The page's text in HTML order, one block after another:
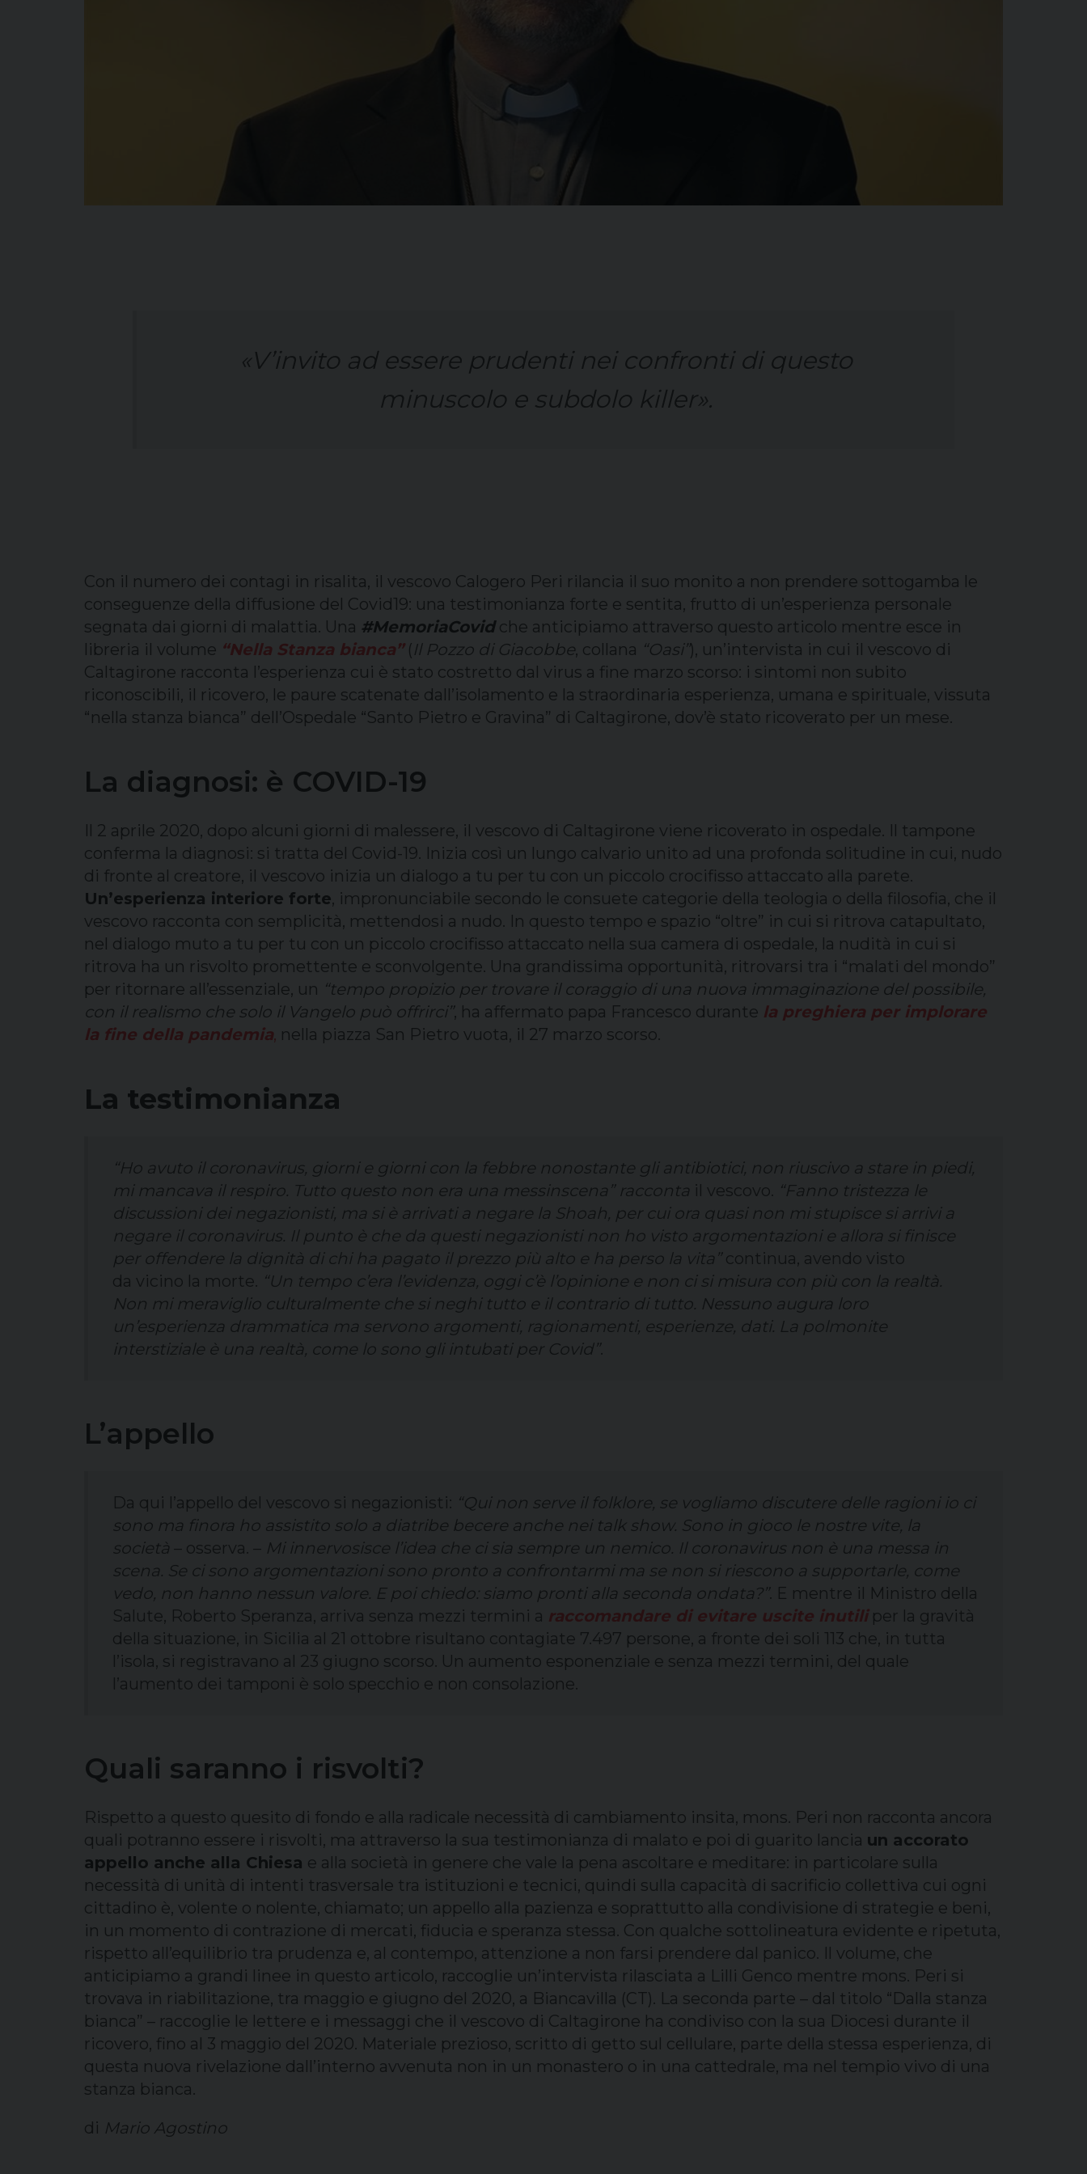
«V’invito ad essere prudenti nei confronti di questo
minuscolo e subdolo killer».
Con il numero dei contagi in risalita, il vescovo Calogero Peri rilancia il suo monito a non prendere sottogamba le
conseguenze della diffusione del Covid19: una testimonianza forte e sentita, frutto di un’esperienza personale
segnata dai giorni di malattia. Una #MemoriaCovidche anticipiamo attraverso questo articolo mentre esce in
libreria il volume “Nella Stanza bianca”(Il Pozzo di Giacobbe, collana “Oasi”), un’intervista in cui il vescovo di
Caltagirone racconta l’esperienza cui è stato costretto dal virus a fine marzo scorso: i sintomi non subito
riconoscibili, il ricovero, le paure scatenate dall’isolamento e la straordinaria esperienza, umana e spirituale, vissuta
“nella stanza bianca” dell’Ospedale “Santo Pietro e Gravina” di Caltagirone, dov’è stato ricoverato per un mese.
La diagnosi: è COVID-19
Il 2 aprile 2020, dopo alcuni giorni di malessere, il vescovo di Caltagirone viene ricoverato in ospedale. Il tampone
conferma la diagnosi: si tratta del Covid-19. Inizia così un lungo calvario unito ad una profonda solitudine in cui, nudo
di fronte al creatore, il vescovo inizia un dialogo a tu per tu con un piccolo crocifisso attaccato alla parete.
Un’esperienza interiore forte, impronunciabile secondo le consuete categorie della teologia o della filosofia, che il
vescovo racconta con semplicità, mettendosi a nudo. In questo tempo e spazio “oltre” in cui si ritrova catapultato,
nel dialogo muto a tu per tu con un piccolo crocifisso attaccato nella sua camera di ospedale, la nudità in cui si
ritrova ha un risvolto promettente e sconvolgente. Una grandissima opportunità, ritrovarsi tra i “malati del mondo”
per ritornare all’essenziale, un “tempo propizio per trovare il coraggio di una nuova immaginazione del possibile,
con il realismo che solo il Vangelo può offrirci”, ha affermato papa Francesco durante la preghiera per implorare
la fine della pandemia, nella piazza San Pietro vuota, il 27 marzo scorso.
La testimonianza
“Ho avuto il coronavirus, giorni e giorni con la febbre nonostante gli antibiotici, non riuscivo a stare in piedi,
mi mancava il respiro. Tutto questo non era una messinscena” racconta il vescovo. “Fanno tristezza le
discussioni dei negazionisti, ma si è arrivati a negare la Shoah, per cui ora quasi non mi stupisce si arrivi a
negare il coronavirus. Il punto è che da questi negazionisti non ho visto argomentazioni e allora si finisce
per offendere la dignità di chi ha pagato il prezzo più alto e ha perso la vita”continua, avendo visto
da vicino la morte. “Un tempo c’era l’evidenza, oggi c’è l’opinione e non ci si misura con più con la realtà.
Non mi meraviglio culturalmente che si neghi tutto e il contrario di tutto. Nessuno augura loro
un’esperienza drammatica ma servono argomenti, ragionamenti, esperienze, dati. La polmonite
interstiziale è una realtà, come lo sono gli intubati per Covid”.
L’appello
Da qui l’appello del vescovo si negazionisti:
“Qui non serve il folklore, se vogliamo discutere delle ragioni io ci
sono ma finora ho assistito solo a diatribe becere anche nei talk show. Sono in gioco le nostre vite, la
società – osserva. – Mi innervosisce l’idea che ci sia sempre un nemico. Il coronavirus non è una messa in
scena. Se ci sono argomentazioni sono pronto a confrontarmi ma se non si riescono a supportarle, come
vedo, non hanno nessun valore. E poi chiedo: siamo pronti alla seconda ondata?”. E mentre il Ministro della
Salute, Roberto Speranza, arriva senza mezzi termini a raccomandare di evitare uscite inutili per la gravità
della situazione, in Sicilia al 21 ottobre risultano contagiate 7.497 persone, a fronte dei soli 113 che, in tutta
l’isola, si registravano al 23 giugno scorso. Un aumento esponenziale e senza mezzi termini, del quale
l’aumento dei tamponi è solo specchio e non consolazione.
Quali saranno i risvolti?
Rispetto a questo quesito di fondo e alla radicale necessità di cambiamento insita, mons. Peri non racconta ancora
quali potranno essere i risvolti, ma attraverso la sua testimonianza di malato e poi di guarito lancia un accorato
appello anche alla Chiesa e alla società in genere che vale la pena ascoltare e meditare: in particolare sulla
necessità di unità di intenti trasversale tra istituzioni e tecnici, quindi sulla capacità di sacrificio collettiva cui ogni
cittadino è, volente o nolente, chiamato; un appello alla pazienza e soprattutto alla condivisione di strategie e beni,
in un momento di contrazione di mercati, fiducia e speranza stessa. Con qualche sottolineatura evidente e ripetuta,
rispetto all’equilibrio tra prudenza e, al contempo, attenzione a non farsi prendere dal panico. Il volume, che
anticipiamo a grandi linee in questo articolo, raccoglie un’intervista rilasciata a Lilli Genco mentre mons. Peri si
trovava in riabilitazione, tra maggio e giugno del 2020, a Biancavilla (CT). La seconda parte – dal titolo “Dalla stanza
bianca” – raccoglie le lettere e i messaggi che il vescovo di Caltagirone ha condiviso con la sua Diocesi durante il
ricovero, fino al 3 maggio del 2020. Materiale prezioso, scritto di getto sul cellulare, parte della stessa esperienza, di
questa nuova rivelazione dall’interno avvenuta non in un monastero o in una cattedrale, ma nel tempio vivo di una
stanza bianca.
di Mario Agostino